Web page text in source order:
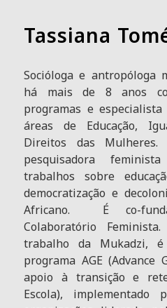
Tassiana
Socióloga e antropóloga
há mais de 8 anos
programas e
áreas de Educação,
Direitos das
pesquisadora
trabalhos sobre
democratização e
Africano. É co-
Colaboratório
trabalho da Mukadzi,
programa AGE (Advance
apoio à transição e
Escola),